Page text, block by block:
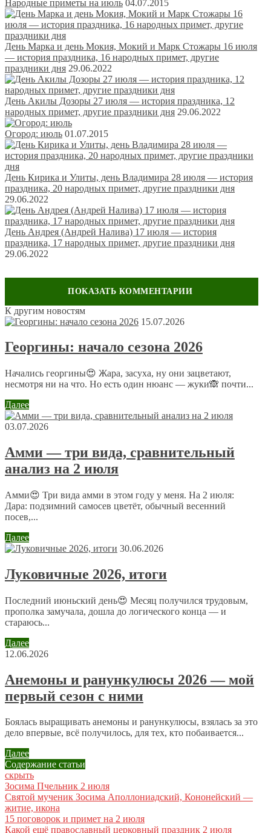
Народные приметы на июль 04.07.2015
День Марка и день Мокия, Мокий и Марк Стожары 16 июля
— история праздника, 16 народных примет, другие
праздники дня 29.06.2022
День Акилы Дозоры 27 июля — история праздника, 12
народных примет, другие праздники дня 29.06.2022
Огород: июль 01.07.2015
День Кирика и Улиты, день Владимира 28 июля — история
праздника, 20 народных примет, другие праздники дня
29.06.2022
День Андрея (Андрей Налива) 17 июля — история
праздника, 17 народных примет, другие праздники дня
29.06.2022
Оставить комментарий
Ваш адрес email не будет опубликован.
Обязательные поля
помечены*
Комментарий*
Имя*
Email*
Сайт
персональных данных.Политика конфиденциальности
К другим новостям
15.07.2026
Георгины: начало сезона 2026
Начались георгины😍 Жара, засуха, ну они зацветают,
несмотря ни на что. Но есть один нюанс — жуки🙈 почти...
Далее
03.07.2026
Амми — три вида, сравнительный
анализ на 2 июля
Амми😍 Три вида амми в этом году у меня. На 2 июля:
Дара: подзимний самосев цветёт, обычный весенний
посев,...
Далее
30.06.2026
Луковичные 2026, итоги
Последний июньский день😍 Месяц получился трудовым,
прополка замучала, дошла до логического конца — и
стараюсь...
Далее
12.06.2026
Анемоны и ранункулюсы 2026 — мой
первый сезон с ними
Боялась выращивать анемоны и ранункулюсы, взялась за это
дело впервые, всё получилось, для тех, кто побаивается...
Далее
Содержание статьи
скрыть
Зосима Пчельник 2 июля
Святой мученик Зосима Аполлониадский, Кононейский —
житие, икона
15 поговорок и примет на 2 июля
Какой ещё православный церковный праздник 2 июля